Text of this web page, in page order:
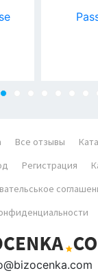
Все отзывы
Регистрация